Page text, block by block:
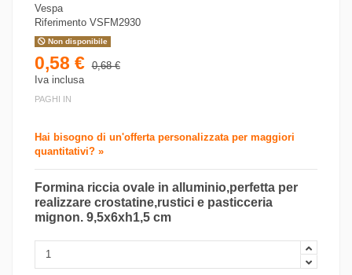
Vespa
Riferimento VSFM2930
Non disponibile
0,58 € 0,68 €
Iva inclusa
PAGHI IN
Hai bisogno di un'offerta personalizzata per maggiori
quantitativi? »
Formina riccia ovale in alluminio,perfetta per
realizzare crostatine,rustici e pasticceria
mignon. 9,5x6xh1,5 cm